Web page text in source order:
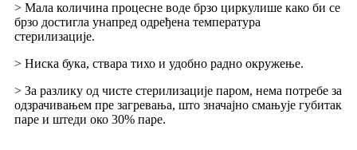
> Мала количина процесне воде брзо циркулише како би се
брзо достигла унапред одређена температура
стерилизације.
> Ниска бука, ствара тихо и удобно радно окружење.
> За разлику од чисте стерилизације паром, нема потребе за
одзрачивањем пре загревања, што значајно смањује губитак
паре и штеди око 30% паре.